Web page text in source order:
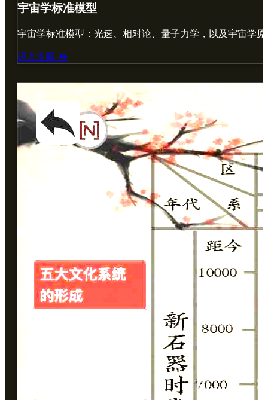
宇宙学标准模型
宇宙学标准模型：光速、相对论、量子力学，以及宇宙学
进入专题 